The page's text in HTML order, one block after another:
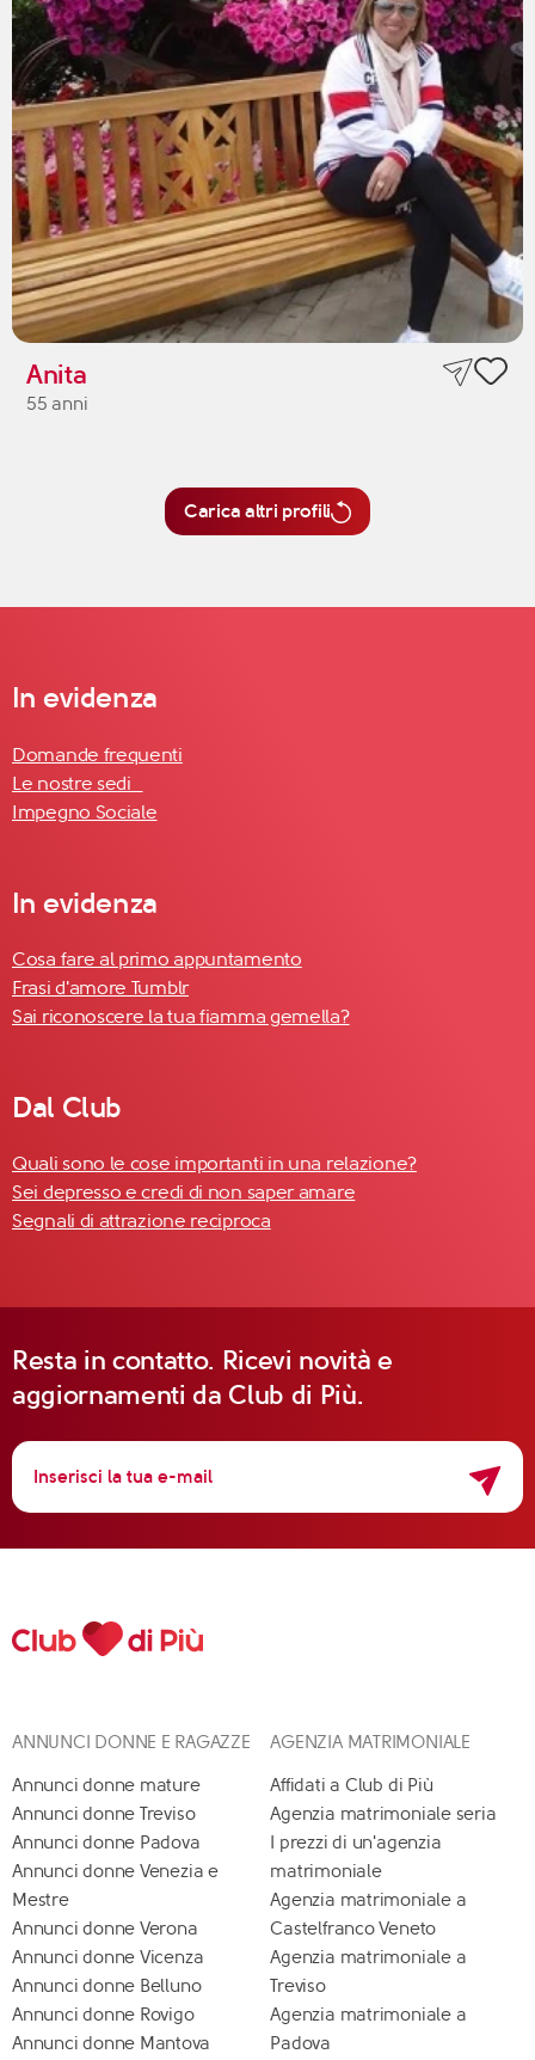
Anita
55 anni
Carica altri profili
In evidenza
Domande frequenti
Le nostre sedi
Impegno Sociale
In evidenza
Cosa fare al primo appuntamento
Frasi d'amore Tumblr
Sai riconoscere la tua fiamma gemella?
Dal Club
Quali sono le cose importanti in una relazione?
Sei depresso e credi di non saper amare
Segnali di attrazione reciproca
Resta in contatto. Ricevi novità e
aggiornamenti da Club di Più.
ANNUNCI DONNE E RAGAZZE
Annunci donne mature
Annunci donne Treviso
Annunci donne Padova
Annunci donne Venezia e
Mestre
Annunci donne Verona
Annunci donne Vicenza
Annunci donne Belluno
Annunci donne Rovigo
Annunci donne Mantova
AGENZIA MATRIMONIALE
Affidati a Club di Più
Agenzia matrimoniale seria
I prezzi di un'agenzia
matrimoniale
Agenzia matrimoniale a
Castelfranco Veneto
Agenzia matrimoniale a
Treviso
Agenzia matrimoniale a
Padova